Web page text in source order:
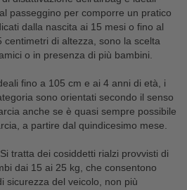
passeggino per comporre un pratico
dalla nascita ai 15 mesi o fino al
centimetri di altezza, sono la scelta
o in presenza di più bambini.
fino a 105 cm e ai 4 anni di età, i
sono orientati secondo il senso
anche se è quasi sempre possibile
a partire dal quindicesimo mese.
Si tratta dei cosiddetti rialzi provvisti di
dai 15 ai 25 kg, che consentono
sicurezza del veicolo, non più